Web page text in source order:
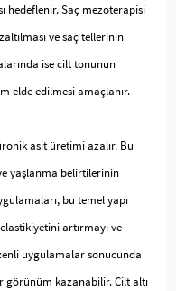
hedeflenir. Saç mezoterapisi
ve saç tellerinin
ise cilt tonunun
elde edilmesi amaçlanır.
asit üretimi azalır. Bu
yaşlanma belirtilerinin
bu temel yapı
artırmayı ve
uygulamalar sonucunda
görünüm kazanabilir. Cilt altı